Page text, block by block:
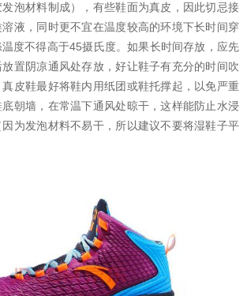
泡材料制成），有些鞋面为真皮，因此切忌接
液，同时更不宜在温度较高的环境下长时间穿
度不得高于45摄氏度。如果长时间存放，应先
置阴凉通风处存放，好让鞋子有充分的时间吹
皮鞋最好将鞋内用纸团或鞋托撑起，以免严重
朝墙，在常温下通风处晾干，这样能防止水浸
因为发泡材料不易干，所以建议不要将湿鞋子平